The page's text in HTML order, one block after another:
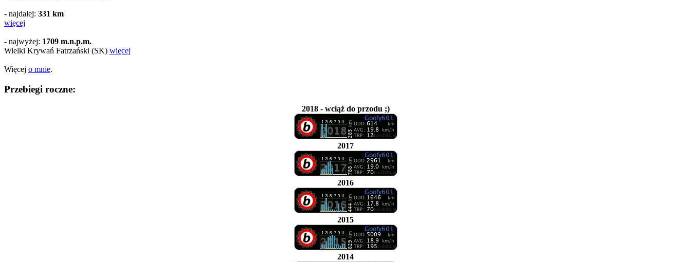
- najdalej: 331 km
więcej
- najwyżej: 1709 m.n.p.m.
Wielki Krywań Fatrzański (SK) więcej
Więcej o mnie.
Przebiegi roczne:
2018 - wciąż do przodu ;)
2017
2016
2015
2014